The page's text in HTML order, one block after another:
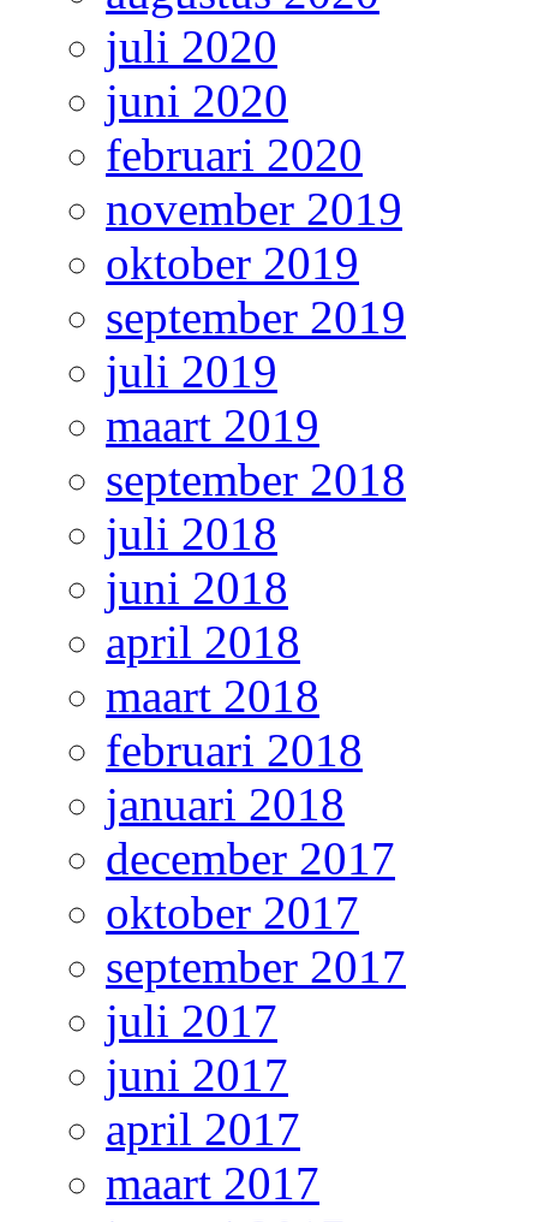
juli 2020
juni 2020
februari 2020
november 2019
oktober 2019
september 2019
juli 2019
maart 2019
september 2018
juli 2018
juni 2018
april 2018
maart 2018
februari 2018
januari 2018
december 2017
oktober 2017
september 2017
juli 2017
juni 2017
april 2017
maart 2017